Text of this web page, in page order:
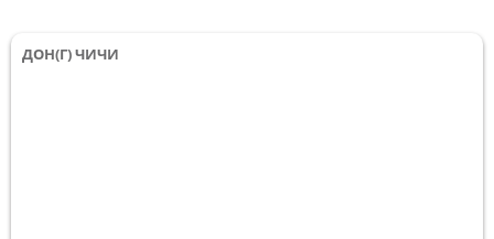
ДОН(Г) ЧИЧИ